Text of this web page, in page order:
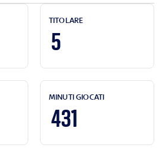
TITOLARE
5
MINUTI GIOCATI
431